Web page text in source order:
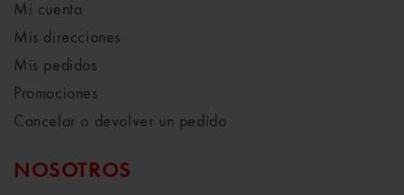
Mi cuenta
Mis direcciones
Mis pedidos
Promociones
Cancelar o devolver un pedido
NOSOTROS